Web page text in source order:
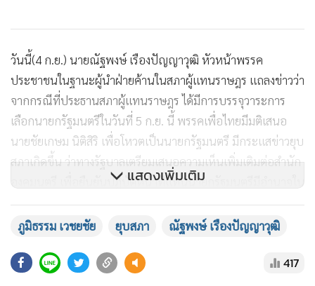
วันนี้(4 ก.ย.) นายณัฐพงษ์ เรืองปัญญาวุฒิ หัวหน้าพรรค
ประชาชนในฐานะผู้นำฝ่ายค้านในสภาผู้แทนราษฎร แถลงข่าวว่า
จากกรณีที่ประธานสภาผู้แทนราษฎร ได้มีการบรรจุวาระการ
เลือกนายกรัฐมนตรีในวันที่ 5 ก.ย. นี้ พรรคเพื่อไทยมีมติเสนอ
นายชัยเกษม นิติสิริ เพื่อโหวตเป็นนายกรัฐมนตรี มีกระแสข่าวยุบ
สภาเกิดขึ้น ว่าทางรัฐบาลเตรียมเสนอความเห็นเพิ่มเติมต่อสำนัก
องคมนตรี เพื่อยืนยันปฏิบัติหน้าที่แทนนายกรัฐมนตรีมีอำนาจใน
การทูลเกล้าฯ ยุบสภา
แสดงเพิ่มเติม
ภูมิธรรม เวชยชัย ยุบสภา ณัฐพงษ์ เรืองปัญญาวุฒิ
417